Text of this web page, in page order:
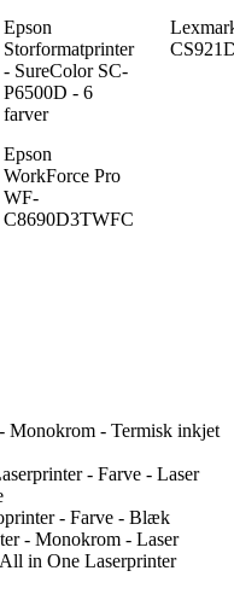
Epson
Storformatprinter
- SureColor SC-
P6500D - 6
farver
Epson
WorkForce Pro
WF-
C8690D3TWFC
Monokrom - Termisk inkjet
- Farve - Laser
- Farve - Blæk
- Monokrom - Laser
in One Laserprinter